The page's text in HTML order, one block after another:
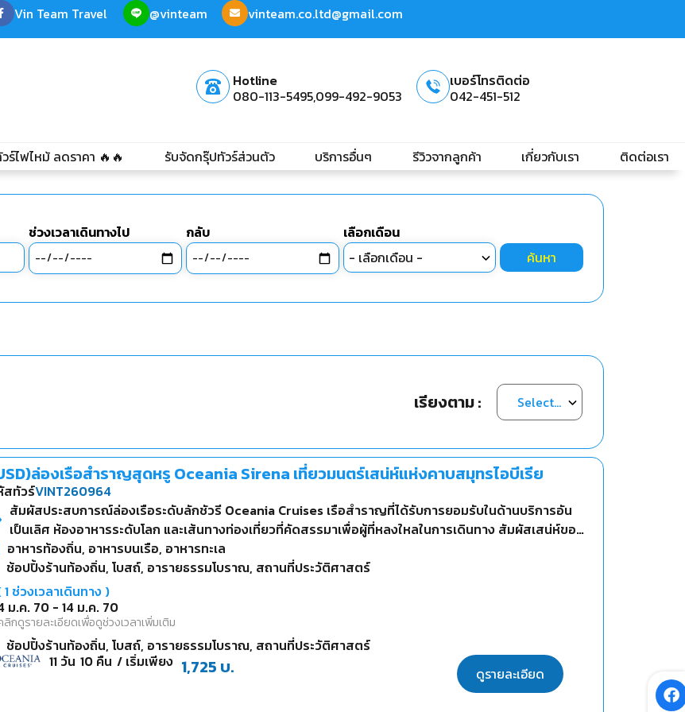
Vin Team Travel @vinteam vinteam.co.ltd@gmail.com
Hotline
080-113-5495,099-492-9053
เบอร์โทรติดต่อ
042-451-512
ร์ไฟไหม้ ลดราคา 🔥🔥 รับจัดกรุ๊ปทัวร์ส่วนตัว บริการอื่นๆ รีวิวจากลูกค้า เกี่ยวกับเรา ติดต่อเรา
ช่วงเวลาเดินทางไป กลับ
เลือกเดือน
ค้นหา
เรียงตาม :
ล่องเรือสำราญสุดหรู Oceania Sirena เที่ยวมนตร์เสน่ห์แห่งคาบสมุทรไอบีเรีย
สทัวร์VINT260964
สัมผัสประสบการณ์ล่องเรือระดับลักชัวรี Oceania Cruises เรือสำราญที่ได้รับการยอมรับในด้านบริการอัน
เป็นเลิศ ห้องอาหารระดับโลก และเส้นทางท่องเที่ยวที่คัดสรรมาเพื่อผู้ที่หลงใหลในการเดินทาง สัมผัสเสน่ห์ของ
เมดิเตอร์เรเนียนและคาบสมุทรไอบีเรีย จาก Rome สู่ Lisbon ผ่านอิตาลี ฝรั่งเศส สเปน และโปรตุเกส
อาหารท้องถิ่น, อาหารบนเรือ, อาหารทะเล
ช้อปปิ้งร้านท้องถิ่น, โบสถ์, อารายธรรมโบราณ, สถานที่ประวัติศาสตร์
1ช่วงเวลาเดินทาง )
ม.ค. 70 -14 ม.ค. 70
ลิกดูรายละเอียดเพื่อดูช่วงเวลาเพิ่มเติม
ช้อปปิ้งร้านท้องถิ่น, โบสถ์, อารายธรรมโบราณ, สถานที่ประวัติศาสตร์
11วัน 10คืน / เริ่มเพียง 1,725 บ. ดูรายละเอียด